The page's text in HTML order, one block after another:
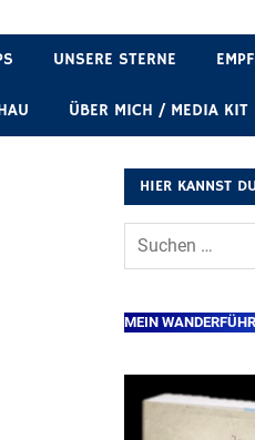
UNSERE STERNE
ÜBER MICH / MEDIA KIT
HIER KANNST
MEIN